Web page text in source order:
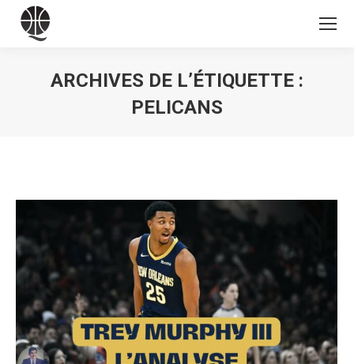
ARCHIVES DE L’ÉTIQUETTE :
PELICANS